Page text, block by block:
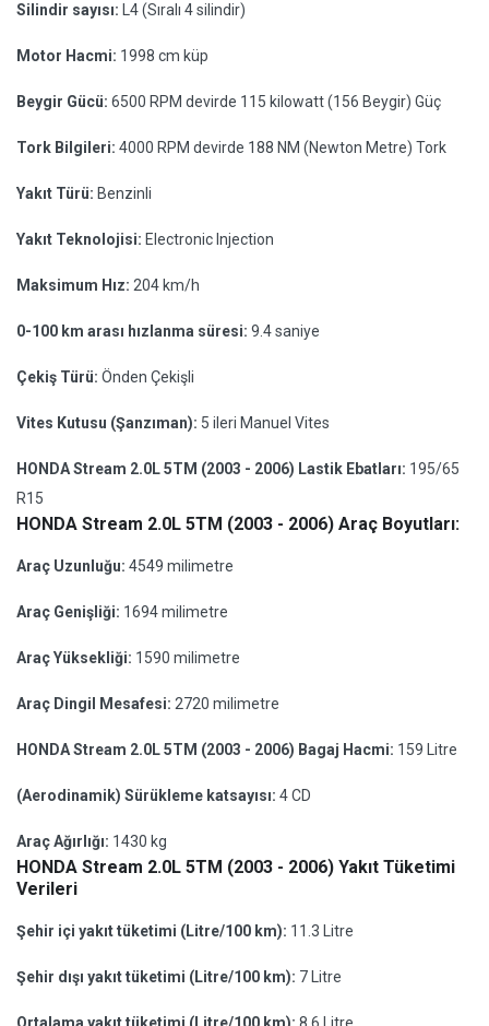
Silindir sayısı: L4 (Sıralı 4 silindir)
Motor Hacmi: 1998 cm küp
Beygir Gücü: 6500 RPM devirde 115 kilowatt (156 Beygir) Güç
Tork Bilgileri: 4000 RPM devirde 188 NM (Newton Metre) Tork
Yakıt Türü: Benzinli
Yakıt Teknolojisi: Electronic Injection
Maksimum Hız: 204 km/h
0-100 km arası hızlanma süresi: 9.4 saniye
Çekiş Türü: Önden Çekişli
Vites Kutusu (Şanzıman): 5 ileri Manuel Vites
HONDA Stream 2.0L 5TM (2003 - 2006) Lastik Ebatları: 195/65
R15
HONDA Stream 2.0L 5TM (2003 - 2006) Araç Boyutları:
Araç Uzunluğu: 4549 milimetre
Araç Genişliği: 1694 milimetre
Araç Yüksekliği: 1590 milimetre
Araç Dingil Mesafesi: 2720 milimetre
HONDA Stream 2.0L 5TM (2003 - 2006) Bagaj Hacmi: 159 Litre
(Aerodinamik) Sürükleme katsayısı: 4 CD
Araç Ağırlığı: 1430 kg
HONDA Stream 2.0L 5TM (2003 - 2006) Yakıt Tüketimi
Verileri
Şehir içi yakıt tüketimi (Litre/100 km): 11.3 Litre
Şehir dışı yakıt tüketimi (Litre/100 km): 7 Litre